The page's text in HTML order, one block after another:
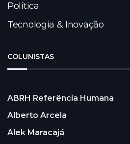
Política
Tecnologia & Inovação
COLUNISTAS
ABRH Referência Humana
Alberto Arcela
Alek Maracajá